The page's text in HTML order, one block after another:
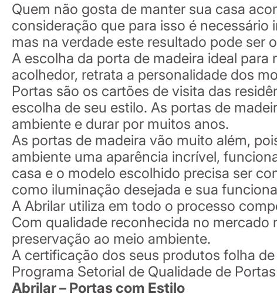
Quem não gosta de manter sua casa
consideração que para isso é
mas na verdade este resultado pode ser
A escolha da porta de madeira ideal
acolhedor, retrata a personalidade dos
Portas são os cartões de visita das
escolha de seu estilo. As portas de
ambiente e durar por muitos anos.
As portas de madeira vão muito além,
ambiente uma aparência incrível,
casa e o modelo escolhido precisa ser
como iluminação desejada e sua
A Abrilar utiliza em todo o processo
Com qualidade reconhecida no
preservação ao meio ambiente.
A certificação dos seus produtos folha
Programa Setorial de Qualidade de
Abrilar – Portas com Estilo